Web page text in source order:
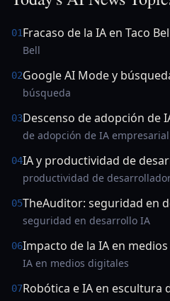
01Fracaso de la IA en Taco
Bell
02Google AI Mode y
búsqueda
03Descenso de adopción de
de adopción de IA empresarial
04IA y productividad de
productividad de
05TheAuditor: seguridad en
seguridad en desarrollo IA
06Impacto de la IA en
IA en medios digitales
07Robótica e IA en escultura